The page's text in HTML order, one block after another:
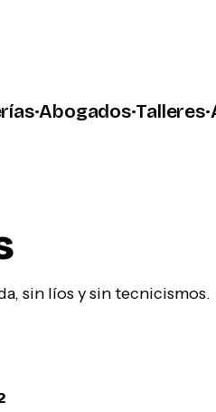
·Abogados·Talleres·
sin líos y sin tecnicismos.